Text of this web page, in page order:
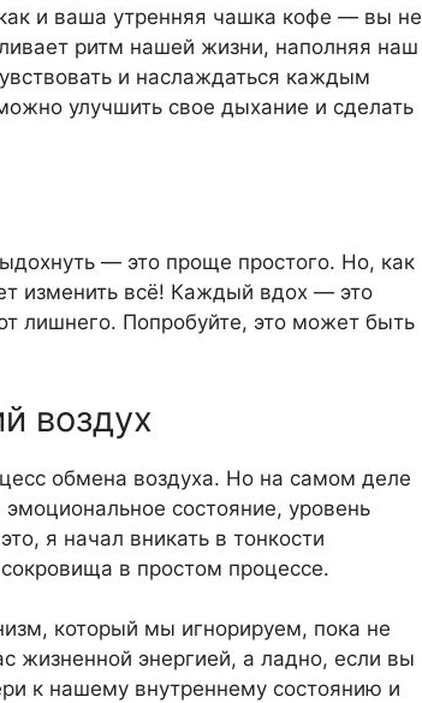
и ваша утренняя чашка кофе — вы не
ритм нашей жизни, наполняя наш
и наслаждаться каждым
улучшить свое дыхание и сделать
— это проще простого. Но, как
изменить всё! Каждый вдох — это
лишнего. Попробуйте, это может быть
воздух
обмена воздуха. Но на самом деле
состояние, уровень
я начал вникать в тонкости
в простом процессе.
который мы игнорируем, пока не
жизненной энергией, а ладно, если вы
к нашему внутреннему состоянию и